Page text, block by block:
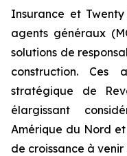
Insurance et
agents généraux
solutions de
construction. Ces
stratégique de
élargissant
Amérique du Nord
de croissance à venir